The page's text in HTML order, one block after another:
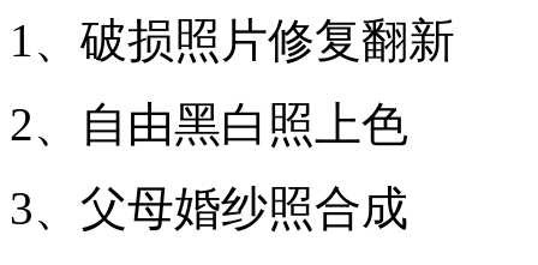
1、破损照片修复翻新
2、自由黑白照上色
3、父母婚纱照合成